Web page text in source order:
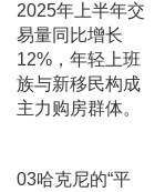
2025年上半年交
易量同比增长
12%，年轻上班
族与新移民构成
主力购房群体。
03哈克尼的“平